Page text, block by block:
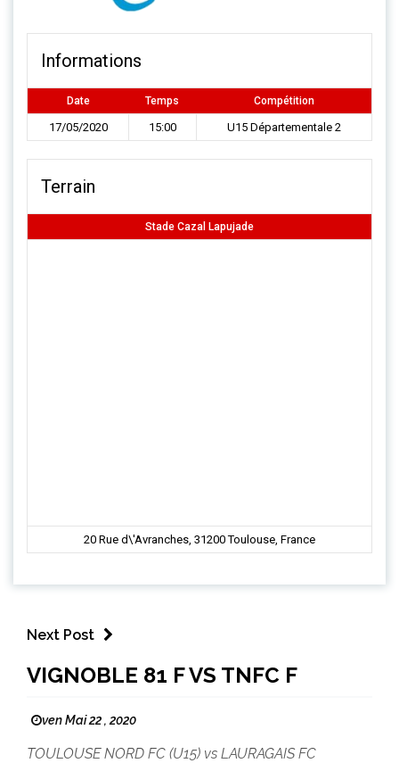
Informations
Date Temps Compétition
17/05/2020 15:00 U15 Départementale 2
Terrain
Stade Cazal Lapujade
20 Rue d\'Avranches, 31200 Toulouse, France
Next Post
VIGNOBLE 81 F VS TNFC F
ven Mai 22 , 2020
TOULOUSE NORD FC (U15) vs LAURAGAIS FC